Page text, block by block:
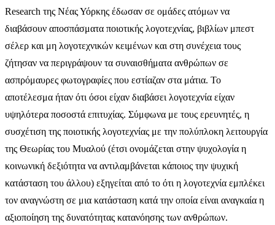
Research της Νέας Υόρκης έδωσαν σε ομάδες ατόμων να
διαβάσουν αποσπάσματα ποιοτικής λογοτεχνίας, βιβλίων μπεστ
σέλερ και μη λογοτεχνικών κειμένων και στη συνέχεια τους
ζήτησαν να περιγράψουν τα συναισθήματα ανθρώπων σε
ασπρόμαυρες φωτογραφίες που εστίαζαν στα μάτια. Το
αποτέλεσμα ήταν ότι όσοι είχαν διαβάσει λογοτεχνία είχαν
υψηλότερα ποσοστά επιτυχίας. Σύμφωνα με τους ερευνητές, η
συσχέτιση της ποιοτικής λογοτεχνίας με την πολύπλοκη λειτουργία
της Θεωρίας του Μυαλού (έτσι ονομάζεται στην ψυχολογία η
κοινωνική δεξιότητα να αντιλαμβάνεται κάποιος την ψυχική
κατάσταση του άλλου) εξηγείται από το ότι η λογοτεχνία εμπλέκει
τον αναγνώστη σε μια κατάσταση κατά την οποία είναι αναγκαία η
αξιοποίηση της δυνατότητας κατανόησης των ανθρώπων.